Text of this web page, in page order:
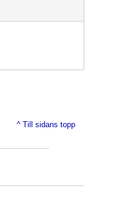
^ Till sidans topp